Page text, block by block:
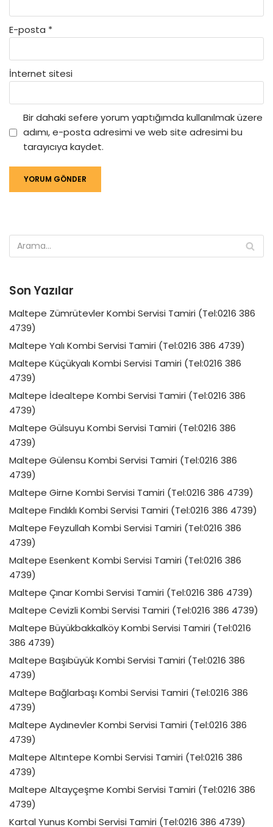
E-posta *
İnternet sitesi
Bir dahaki sefere yorum yaptığımda kullanılmak üzere
adımı, e-posta adresimi ve web site adresimi bu
tarayıcıya kaydet.
Son Yazılar
Maltepe Zümrütevler Kombi Servisi Tamiri (Tel:0216 386
4739)
Maltepe Yalı Kombi Servisi Tamiri (Tel:0216 386 4739)
Maltepe Küçükyalı Kombi Servisi Tamiri (Tel:0216 386
4739)
Maltepe İdealtepe Kombi Servisi Tamiri (Tel:0216 386
4739)
Maltepe Gülsuyu Kombi Servisi Tamiri (Tel:0216 386
4739)
Maltepe Gülensu Kombi Servisi Tamiri (Tel:0216 386
4739)
Maltepe Girne Kombi Servisi Tamiri (Tel:0216 386 4739)
Maltepe Fındıklı Kombi Servisi Tamiri (Tel:0216 386 4739)
Maltepe Feyzullah Kombi Servisi Tamiri (Tel:0216 386
4739)
Maltepe Esenkent Kombi Servisi Tamiri (Tel:0216 386
4739)
Maltepe Çınar Kombi Servisi Tamiri (Tel:0216 386 4739)
Maltepe Cevizli Kombi Servisi Tamiri (Tel:0216 386 4739)
Maltepe Büyükbakkalköy Kombi Servisi Tamiri (Tel:0216
386 4739)
Maltepe Başıbüyük Kombi Servisi Tamiri (Tel:0216 386
4739)
Maltepe Bağlarbaşı Kombi Servisi Tamiri (Tel:0216 386
4739)
Maltepe Aydınevler Kombi Servisi Tamiri (Tel:0216 386
4739)
Maltepe Altıntepe Kombi Servisi Tamiri (Tel:0216 386
4739)
Maltepe Altayçeşme Kombi Servisi Tamiri (Tel:0216 386
4739)
Kartal Yunus Kombi Servisi Tamiri (Tel:0216 386 4739)